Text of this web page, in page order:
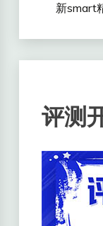
新smart
评测